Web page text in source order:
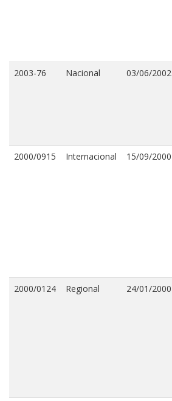
2003-76 Nacional 03/06/2002
2000/0915 Internacional 15/09/2000
2000/0124 Regional 24/01/2000